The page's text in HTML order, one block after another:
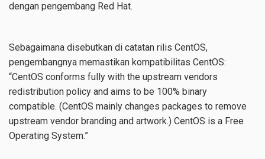
dengan pengembang Red Hat.
Sebagaimana disebutkan di catatan rilis CentOS,
pengembangnya memastikan kompatibilitas CentOS:
“CentOS conforms fully with the upstream vendors
redistribution policy and aims to be 100% binary
compatible. (CentOS mainly changes packages to remove
upstream vendor branding and artwork.) CentOS is a Free
Operating System.”